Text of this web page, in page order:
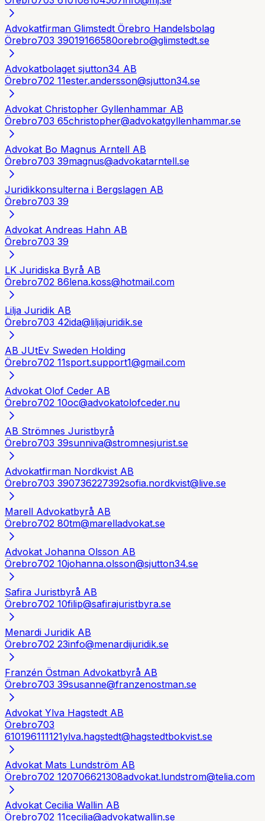
Advokatfirman Glimstedt Örebro Handelsbolag
Örebro703 39019166580orebro@glimstedt.se
Advokatbolaget sjutton34 AB
Örebro702 11ester.andersson@sjutton34.se
Advokat Christopher Gyllenhammar AB
Örebro703 65christopher@advokatgyllenhammar.se
Advokat Bo Magnus Arntell AB
Örebro703 39magnus@advokatarntell.se
Juridikkonsulterna i Bergslagen AB
Örebro703 39
Advokat Andreas Hahn AB
Örebro703 39
LK Juridiska Byrå AB
Örebro702 86lena.koss@hotmail.com
Lilja Juridik AB
Örebro703 42ida@liljajuridik.se
AB JUtEv Sweden Holding
Örebro702 11sport.support1@gmail.com
Advokat Olof Ceder AB
Örebro702 10oc@advokatolofceder.nu
AB Strömnes Juristbyrå
Örebro703 39sunniva@stromnesjurist.se
Advokatfirman Nordkvist AB
Örebro703 390736227392sofia.nordkvist@live.se
Marell Advokatbyrå AB
Örebro702 80tm@marelladvokat.se
Advokat Johanna Olsson AB
Örebro702 10johanna.olsson@sjutton34.se
Safira Juristbyrå AB
Örebro702 10filip@safirajuristbyra.se
Menardi Juridik AB
Örebro702 23info@menardijuridik.se
Franzén Östman Advokatbyrå AB
Örebro703 39susanne@franzenostman.se
Advokat Ylva Hagstedt AB
Örebro703
610196111121ylva.hagstedt@hagstedtbokvist.se
Advokat Mats Lundström AB
Örebro702 120706621308advokat.lundstrom@telia.com
Advokat Cecilia Wallin AB
Örebro702 11cecilia@advokatwallin.se